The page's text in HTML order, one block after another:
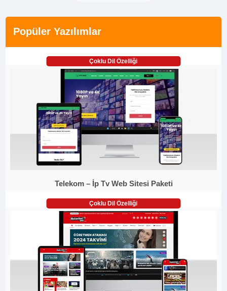
Popüler Yazılımlar
Çoklu Dil Özelliği
Telekom – İp Tv Web Sitesi Paketi
Çoklu Dil Özelliği